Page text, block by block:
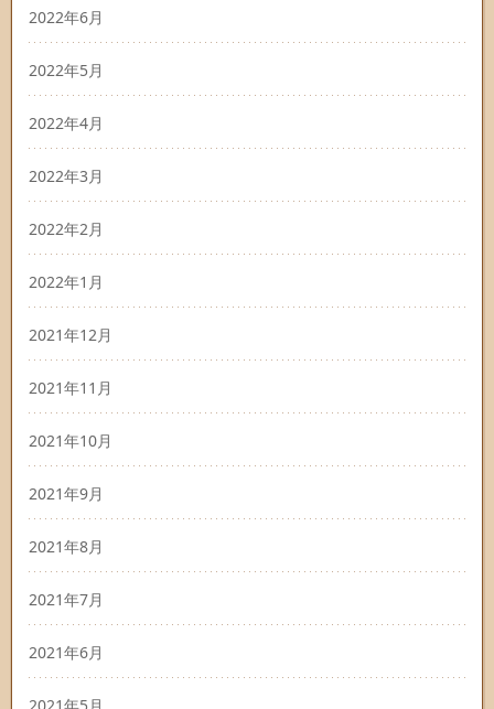
2022年6月
2022年5月
2022年4月
2022年3月
2022年2月
2022年1月
2021年12月
2021年11月
2021年10月
2021年9月
2021年8月
2021年7月
2021年6月